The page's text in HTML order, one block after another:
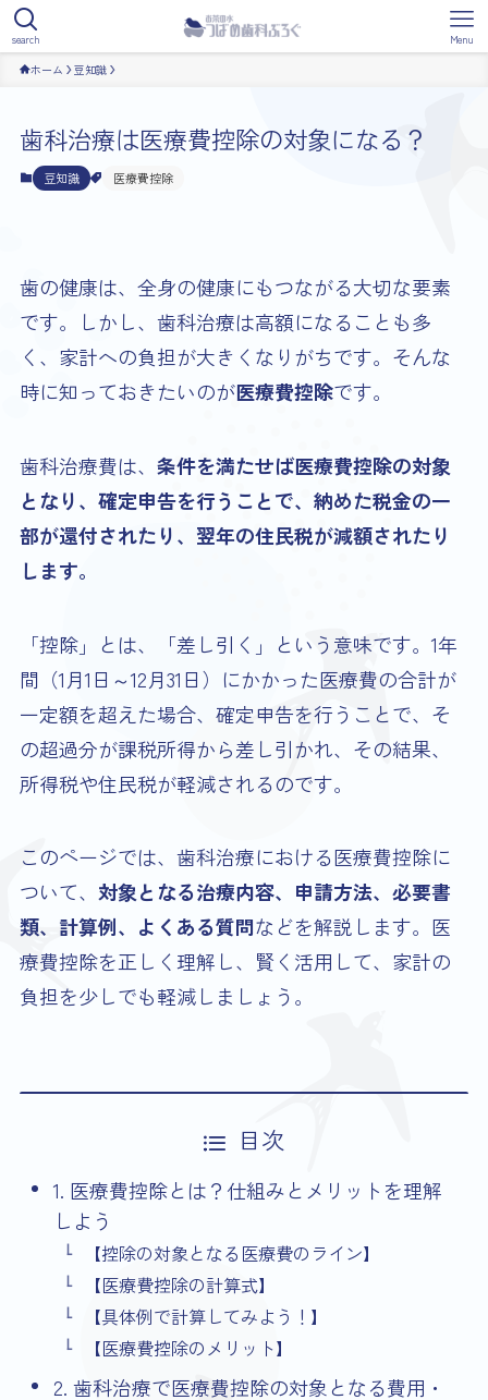
search Menu
ホーム 豆知識
歯科治療は医療費控除の対象になる？
豆知識 医療費控除
歯の健康は、全身の健康にもつながる大切な要素
です。しかし、歯科治療は高額になることも多
く、家計への負担が大きくなりがちです。そんな
時に知っておきたいのが医療費控除です。
歯科治療費は、 条件を満たせば医療費控除の対象
となり、確定申告を行うことで、納めた税金の一
部が還付されたり、翌年の住民税が減額されたり
します。
「控除」とは、「差し引く」という意味です。1年
間（1月1日～12月31日）にかかった医療費の合計が
一定額を超えた場合、確定申告を行うことで、そ
の超過分が課税所得から差し引かれ、その結果、
所得税や住民税が軽減されるのです。
このページでは、歯科治療における医療費控除に
ついて、 対象となる治療内容、申請方法、必要書
類、計算例、よくある質問などを解説します。医
療費控除を正しく理解し、賢く活用して、家計の
負担を少しでも軽減しましょう。
目次
1. 医療費控除とは？仕組みとメリットを理解
しよう
【控除の対象となる医療費のライン】
【医療費控除の計算式】
【具体例で計算してみよう！】
【医療費控除のメリット】
2. 歯科治療で医療費控除の対象となる費用・